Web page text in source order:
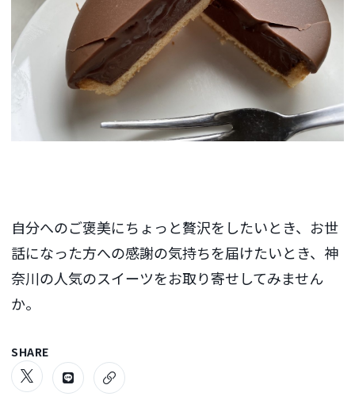
自分へのご褒美にちょっと贅沢をしたいとき、お世
話になった方への感謝の気持ちを届けたいとき、神
奈川の人気のスイーツをお取り寄せしてみません
か。
SHARE